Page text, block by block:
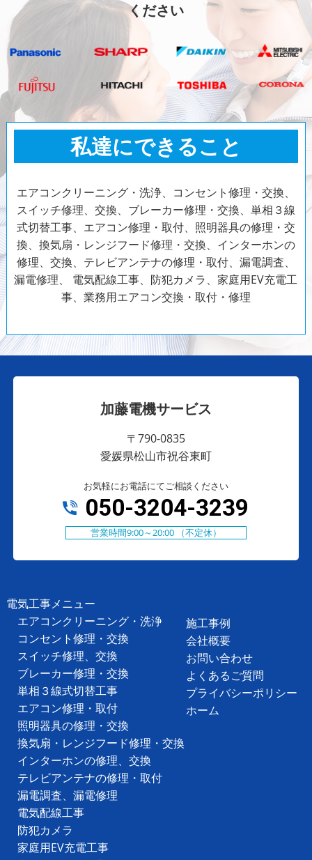
ください
私達にできること
エアコンクリーニング・洗浄、コンセント修理・交換、
スイッチ修理、交換、ブレーカー修理・交換、単相３線
式切替工事、エアコン修理・取付、照明器具の修理・交
換、換気扇・レンジフード修理・交換、インターホンの
修理、交換、テレビアンテナの修理・取付、漏電調査、
漏電修理、 電気配線工事、防犯カメラ、家庭用EV充電工
事、業務用エアコン交換・取付・修理
加藤電機サービス
〒790-0835
愛媛県松山市祝谷東町
お気軽にお電話にてご相談ください
050-3204-3239
営業時間9:00～20:00 （不定休）
電気工事メニュー
エアコンクリーニング・洗浄
コンセント修理・交換
スイッチ修理、交換
ブレーカー修理・交換
単相３線式切替工事
エアコン修理・取付
照明器具の修理・交換
換気扇・レンジフード修理・交換
インターホンの修理、交換
テレビアンテナの修理・取付
漏電調査、漏電修理
電気配線工事
防犯カメラ
家庭用EV充電工事
施工事例
会社概要
お問い合わせ
よくあるご質問
プライバシーポリシー
ホーム